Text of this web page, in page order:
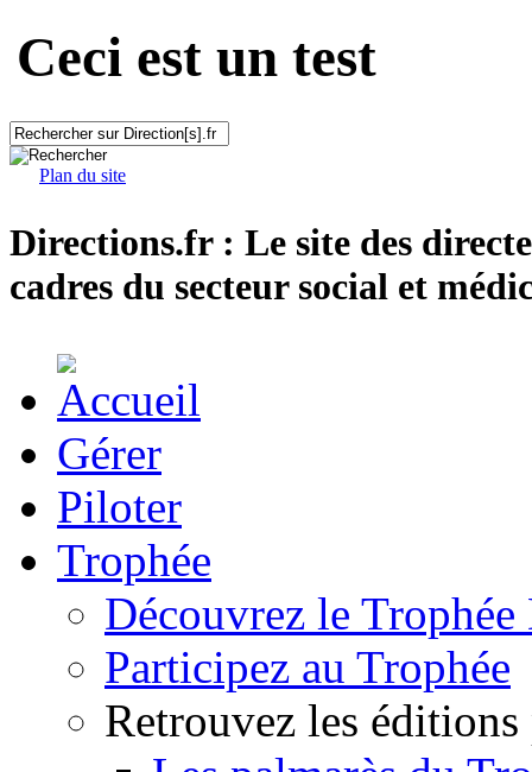
Ceci est un test
Plan du site
Directions.fr : Le site des
cadres du secteur social et
Gérer
Piloter
Trophée
Découvrez le
Participez au Trophée
Retrouvez les éditions